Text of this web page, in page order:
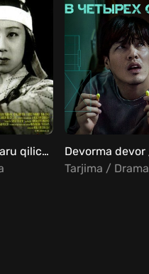
Mashhur Bijomaru qilichi Uzbek tilida
Tarjima / Drama